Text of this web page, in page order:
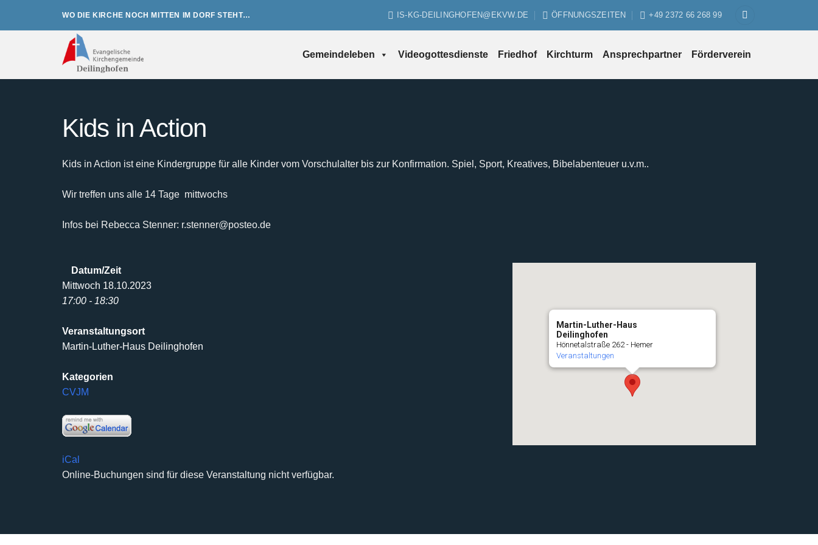
WO DIE KIRCHE NOCH MITTEN IM DORF STEHT… IS-KG-DEILINGHOFEN@EKVW.DE ÖFFNUNGSZEITEN +49 2372 66 268 99
Gemeindeleben Videogottesdienste Friedhof Kirchturm Ansprechpartner Förderverein
Kids in Action
Kids in Action ist eine Kindergruppe für alle Kinder vom Vorschulalter bis zur Konfirmation. Spiel, Sport, Kreatives, Bibelabenteuer u.v.m..
Wir treffen uns alle 14 Tage mittwochs
Infos bei Rebecca Stenner: r.stenner@posteo.de
Martin-Luther-Haus
Deilinghofen
Hönnetalstraße 262 - Hemer
Veranstaltungen
Datum/Zeit
Mittwoch 18.10.2023
17:00 - 18:30
Veranstaltungsort
Martin-Luther-Haus Deilinghofen
Kategorien
CVJM
iCal
Online-Buchungen sind für diese Veranstaltung nicht verfügbar.